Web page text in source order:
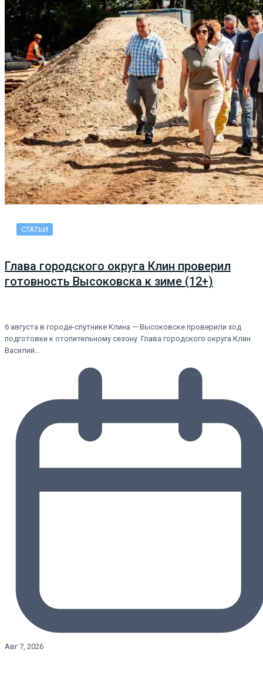
СТАТЬИ
Глава городского округа Клин проверил
готовность Высоковска к зиме (12+)
6 августа в городе-спутнике Клина — Высоковске проверили ход
подготовки к отопительному сезону. Глава городского округа Клин
Василий…
Авг 7, 2026